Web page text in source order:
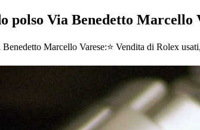
polso Via Benedetto Marcello
Marcello Varese:⭐ Vendita di Rolex